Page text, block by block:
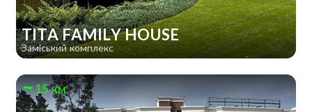
TITA FAMILY HOUSE
Заміський комплекс
15 км